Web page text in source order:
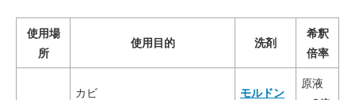
使用場
所
使用目的 洗剤
希釈
倍率
カビ モルドン
原液